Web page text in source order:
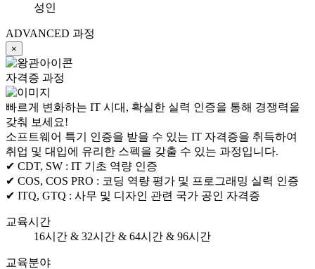
성인
ADVANCED 과정
×
자격증 과정
빠르게 변화하는 IT 시대, 확실한 실력 인증을 통해 경쟁력을
갖춰 보세요!
소프트웨어 특기 인증을 받을 수 있는 IT 자격증을 취득하여
취업 및 대입에 유리한 스펙을 갖출 수 있는 과정입니다.
✔ CDT, SW : IT 기초 역량 인증
✔ COS, COS PRO : 코딩 역량 평가 및 프로그래밍 실력 인증
✔ ITQ, GTQ : 사무 및 디자인 관련 국가 공인 자격증
교육시간
16시간 & 32시간 & 64시간 & 96시간
교육분야